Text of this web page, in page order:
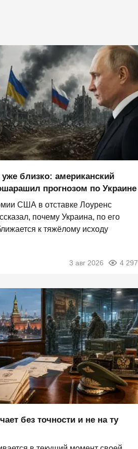
близко: американский
прогнозом по Украине
США в отставке Лоуренс
почему Украина, по его
к тяжёлому исходу
3 авг 2026 4 297
без точности и не на ту